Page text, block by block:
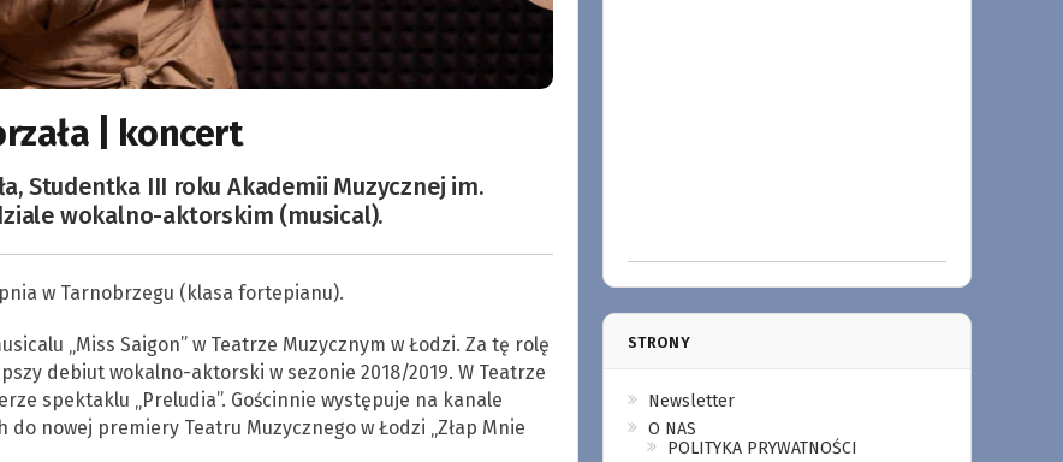
| koncert
Studentka III roku Akademii Muzycznej im.
wokalno-aktorskim (musical).
w Tarnobrzegu (klasa fortepianu).
„Miss Saigon” w Teatrze Muzycznym w Łodzi. Za tę rolę
debiut wokalno-aktorski w sezonie 2018/2019. W Teatrze
spektaklu „Preludia”. Gościnnie występuje na kanale
nowej premiery Teatru Muzycznego w Łodzi „Złap Mnie
STRONY
Newsletter
O NAS
POLITYKA PRYWATNOŚCI